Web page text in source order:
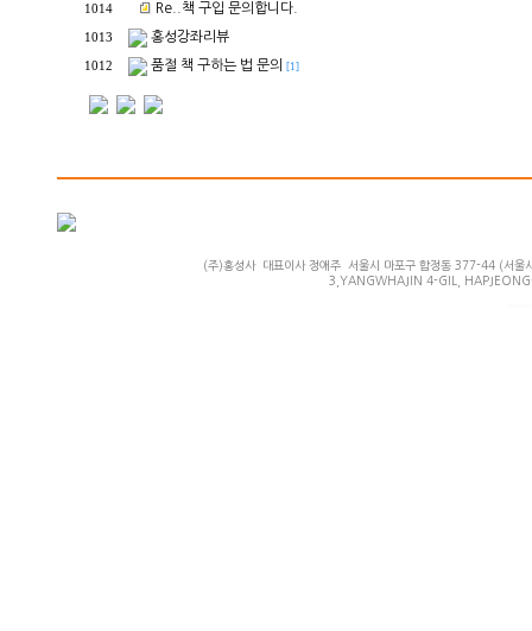
1014 Re..책 구입 문의합니다.
1013 홍성강좌리뷰
1012 품절 책 구하는 법 문의 [1]
(주)홍성사 대표이사 정애주 서울시 마포구 합정동 377-44 (
3,YANGWHAJIN 4-GIL,